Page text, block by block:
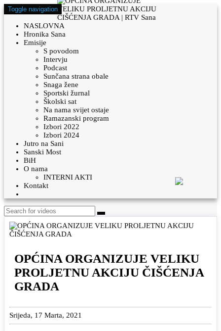
Toggle navigation
NASLOVNA
Hronika Sana
Emisije
S povodom
Intervju
Podcast
Sunčana strana obale
Snaga žene
Sportski žurnal
Školski sat
Na nama svijet ostaje
Ramazanski program
Izbori 2022
Izbori 2024
Jutro na Sani
Sanski Most
BiH
O nama
INTERNI AKTI
Kontakt
OPĆINA ORGANIZUJE VELIKU
PROLJETNU AKCIJU ČIŠĆENJA
GRADA
Srijeda, 17 Marta, 2021